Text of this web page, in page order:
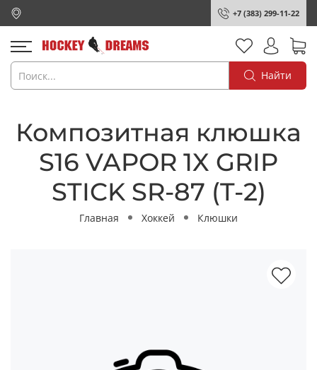
+7 (383) 299-11-22
Найти
Композитная клюшка
S16 VAPOR 1X GRIP
STICK SR-87 (T-2)
Главная Хоккей Клюшки